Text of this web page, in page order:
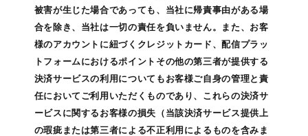
被害が生じた場合であっても、当社に帰責事由がある場
合を除き、当社は一切の責任を負いません。また、お客
様のアカウントに紐づくクレジットカード、配信プラッ
トフォームにおけるポイントその他の第三者が提供する
決済サービスの利用についてもお客様ご自身の管理と責
任においてご利用いただくものであり、これらの決済サ
ービスに関するお客様の損失（当該決済サービス提供上
の瑕疵または第三者による不正利用によるものを含みま